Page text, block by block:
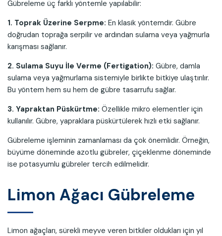
Gübreleme üç farklı yöntemle yapılabilir:
1. Toprak Üzerine Serpme: En klasik yöntemdir. Gübre
doğrudan toprağa serpilir ve ardından sulama veya yağmurla
karışması sağlanır.
2. Sulama Suyu İle Verme (Fertigation): Gübre, damla
sulama veya yağmurlama sistemiyle birlikte bitkiye ulaştırılır.
Bu yöntem hem su hem de gübre tasarrufu sağlar.
3. Yapraktan Püskürtme: Özellikle mikro elementler için
kullanılır. Gübre, yapraklara püskürtülerek hızlı etki sağlanır.
Gübreleme işleminin zamanlaması da çok önemlidir. Örneğin,
büyüme döneminde azotlu gübreler, çiçeklenme döneminde
ise potasyumlu gübreler tercih edilmelidir.
Limon Ağacı Gübreleme
Limon ağaçları, sürekli meyve veren bitkiler oldukları için yıl